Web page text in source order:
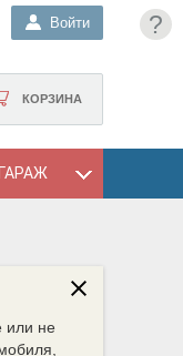
?
Войти
КОРЗИНА
ГАРАЖ
или не